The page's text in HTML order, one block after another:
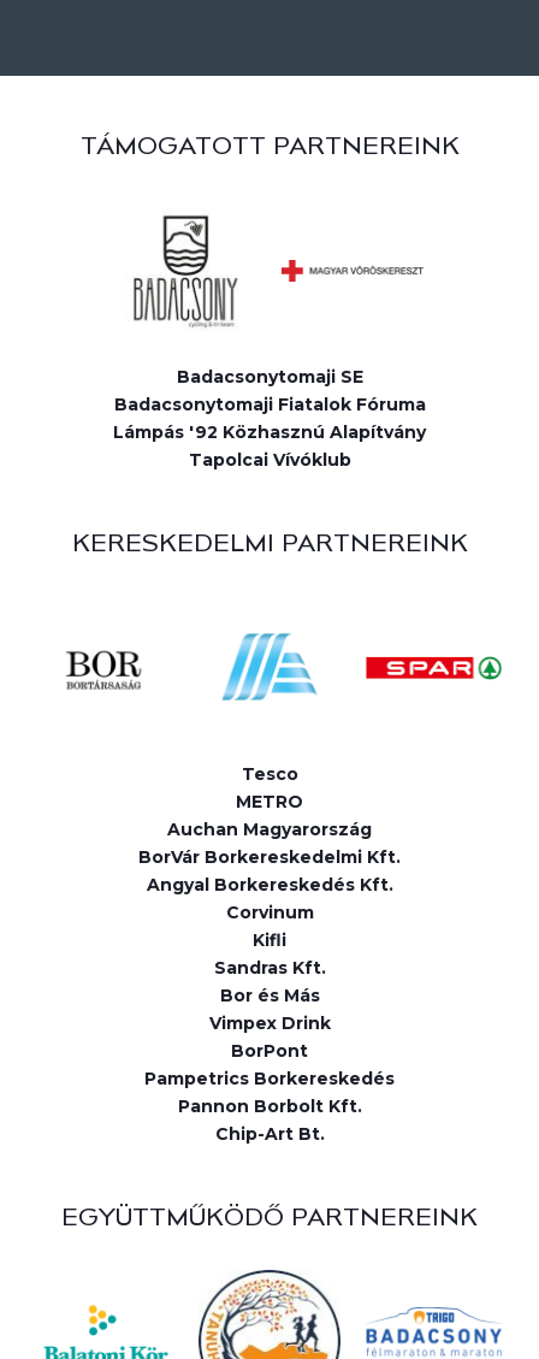
TÁMOGATOTT PARTNEREINK
Badacsonytomaji SE
Badacsonytomaji Fiatalok Fóruma
Lámpás '92 Közhasznú Alapítvány
Tapolcai Vívóklub
KERESKEDELMI PARTNEREINK
Tesco
METRO
Auchan Magyarország
BorVár Borkereskedelmi Kft.
Angyal Borkereskedés Kft.
Corvinum
Kifli
Sandras Kft.
Bor és Más
Vimpex Drink
BorPont
Pampetrics Borkereskedés
Pannon Borbolt Kft.
Chip-Art Bt.
EGYÜTTMŰKÖDŐ PARTNEREINK